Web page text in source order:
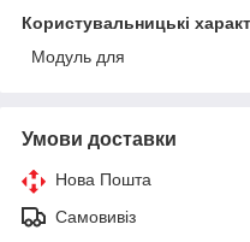
Користувальницькі
Модуль для
Умови доставки
Нова Пошта
Самовивіз